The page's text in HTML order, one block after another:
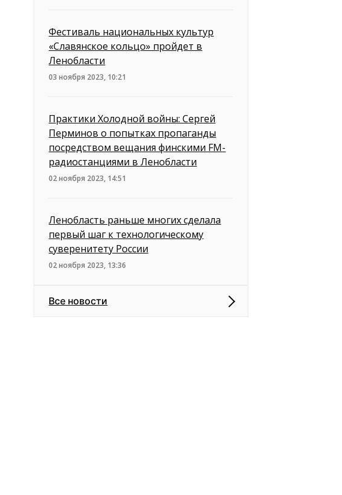
Фестиваль национальных культур
«Славянское кольцо» пройдет в
Ленобласти
03 ноября 2023, 10:21
Практики Холодной войны: Сергей
Перминов о попытках пропаганды
посредством вещания финскими FM-
радиостанциями в Ленобласти
02 ноября 2023, 14:51
Ленобласть раньше многих сделала
первый шаг к технологическому
суверенитету России
02 ноября 2023, 13:36
Все новости